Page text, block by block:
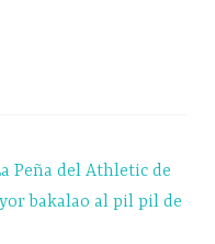
Peña del Athletic de
bakalao al pil pil de